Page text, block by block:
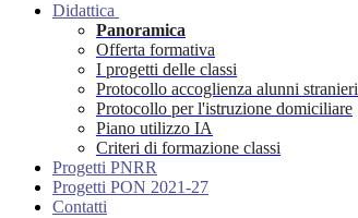
Didattica
Panoramica
Offerta formativa
I progetti delle classi
Protocollo accoglienza alunni stranieri
Protocollo per l'istruzione domiciliare
Piano utilizzo IA
Criteri di formazione classi
Progetti PNRR
Progetti PON 2021-27
Contatti